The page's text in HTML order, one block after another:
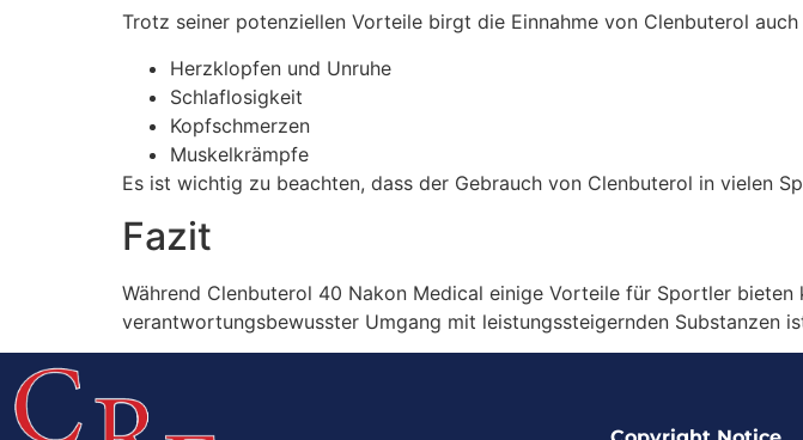
Trotz seiner potenziellen Vorteile birgt die Einnahme von Clenbuterol
Herzklopfen und Unruhe
Schlaflosigkeit
Kopfschmerzen
Muskelkrämpfe
Es ist wichtig zu beachten, dass der Gebrauch von Clenbuterol in vielen
Fazit
Während Clenbuterol 40 Nakon Medical einige Vorteile für Sportler
verantwortungsbewusster Umgang mit leistungssteigernden Substanzen